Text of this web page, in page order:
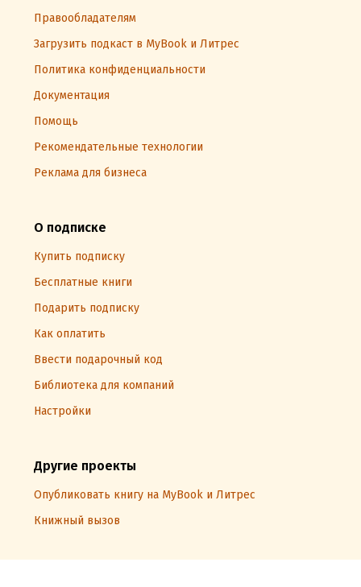
Правообладателям
Загрузить подкаст в MyBook и Литрес
Политика конфиденциальности
Документация
Помощь
Рекомендательные технологии
Реклама для бизнеса
О подписке
Купить подписку
Бесплатные книги
Подарить подписку
Как оплатить
Ввести подарочный код
Библиотека для компаний
Настройки
Другие проекты
Опубликовать книгу на MyBook и Литрес
Книжный вызов